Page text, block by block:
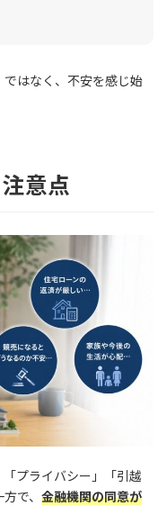
はなく、不安を感じ始
意点
プライバシー」「引越
で、 金融機関の同意が